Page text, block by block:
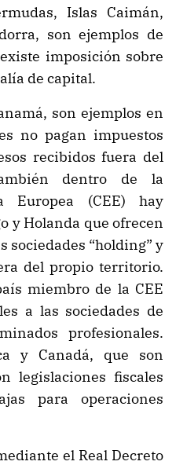
Islas Caimán,
son ejemplos de
imposición sobre
de capital.
son ejemplos en
no pagan impuestos
recibidos fuera del
dentro de la
Europea (CEE) hay
y Holanda que ofrecen
sociedades “holding” y
del propio territorio.
miembro de la CEE
a las sociedades de
profesionales.
y Canadá, que son
legislaciones fiscales
para operaciones
el Real Decreto